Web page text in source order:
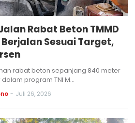
Rabat Beton TMMD
Sesuai Target,
rabat beton sepanjang 840 meter
program TNI M…
- Juli 26, 2026